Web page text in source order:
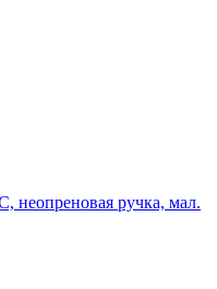
неопреновая ручка, мал.